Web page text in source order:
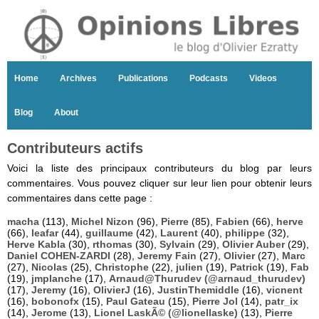
Home Archives Publications Podcasts Videos
Blog About
Contributeurs actifs
Voici la liste des principaux contributeurs du blog par leurs
commentaires. Vous pouvez cliquer sur leur lien pour obtenir leurs
commentaires dans cette page :
macha (113), Michel Nizon (96), Pierre (85), Fabien (66), herve
(66), leafar(44), guillaume (42), Laurent (40), philippe (32),
Herve Kabla (30), rthomas (30), Sylvain (29), Olivier Auber(29),
Daniel COHEN-ZARDI (28), Jeremy Fain (27), Olivier(27), Marc
(27), Nicolas (25), Christophe (22), julien (19), Patrick (19), Fab
(19), jmplanche (17), Arnaud@Thurudev (@arnaud_thurudev)
(17), Jeremy (16), OlivierJ (16), JustinThemiddle (16), vicnent
(16), bobonofx (15), Paul Gateau (15), Pierre Jol (14), patr_ix
(14), Jerome (13), Lionel LaskÃ© (@lionellaske) (13), Pierre